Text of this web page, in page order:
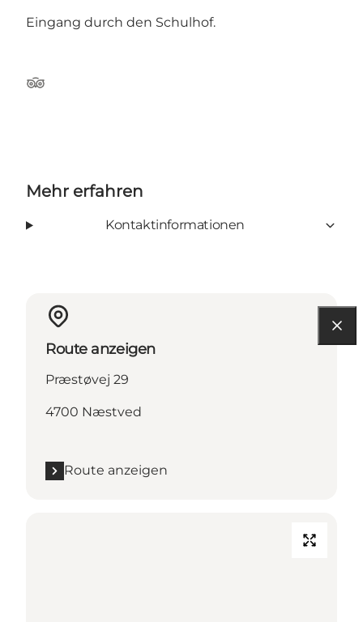
Eingang durch den Schulhof.
TripAdvisor
Mehr erfahren
Kontaktinformationen
Route anzeigen
Præstøvej 29
4700 Næstved
Route anzeigen